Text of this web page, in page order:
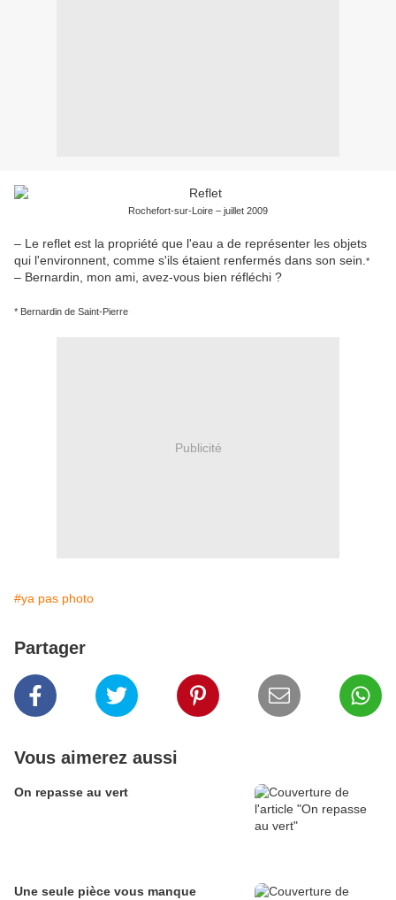
Rochefort-sur-Loire – juillet 2009
– Le reflet est la propriété que l'eau a de représenter les objets
qui l'environnent, comme s'ils étaient renfermés dans son sein. *
– Bernardin, mon ami, avez-vous bien réfléchi ?
* Bernardin de Saint-Pierre
Publicité
#ya pas photo
Partager
Vous aimerez aussi
On repasse au vert
Une seule pièce vous manque